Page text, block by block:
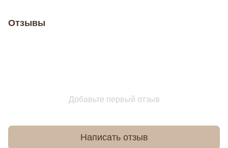
Отзывы
Добавьте первый отзыв
Написать отзыв